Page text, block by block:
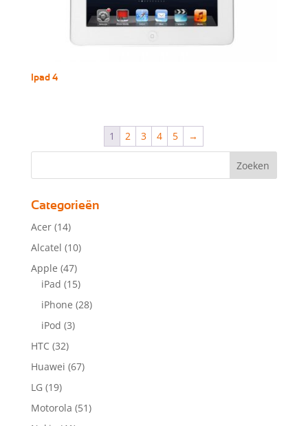
Ipad 4
1 2 3 4 5 →
Categorieën
Acer (14)
Alcatel (10)
Apple (47)
iPad (15)
iPhone (28)
iPod (3)
HTC (32)
Huawei (67)
LG (19)
Motorola (51)